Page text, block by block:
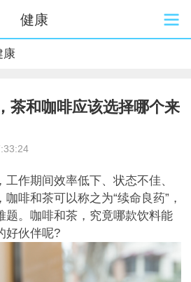
健康
康
茶和咖啡应该选择哪个来
作期间效率低下、状态不佳、
啡和茶可以称之为“续命良药”，
题。咖啡和茶，究竟哪款饮料能
好伙伴呢?